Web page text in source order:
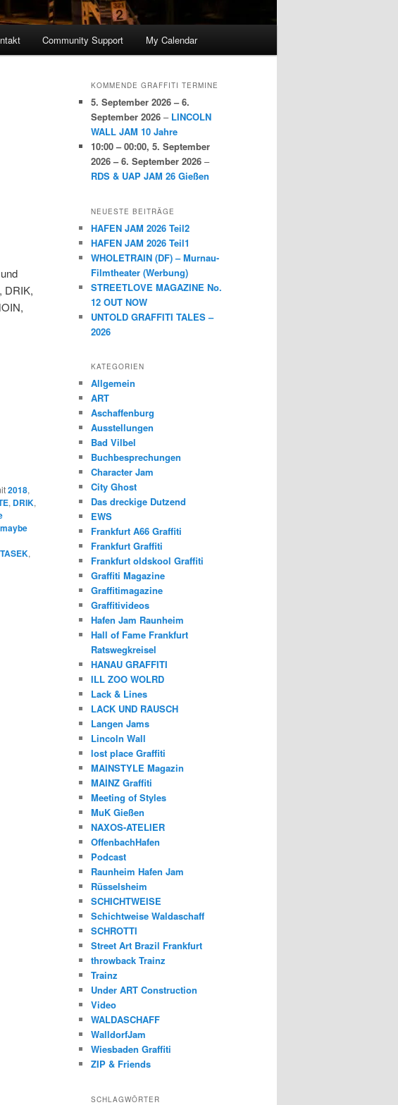
Community Support My Calendar
DRIK,
2018,
, DRIK,
maybe
TASEK,
KOMMENDE GRAFFITI TERMINE
5. September 2026 – 6.
September 2026 – LINCOLN
WALL JAM 10 Jahre
10:00 – 00:00, 5. September
2026 – 6. September 2026 –
RDS & UAP JAM 26 Gießen
NEUESTE BEITRÄGE
HAFEN JAM 2026 Teil2
HAFEN JAM 2026 Teil1
WHOLETRAIN (DF) – Murnau-
Filmtheater (Werbung)
STREETLOVE MAGAZINE No.
12 OUT NOW
UNTOLD GRAFFITI TALES –
2026
KATEGORIEN
Allgemein
ART
Aschaffenburg
Ausstellungen
Bad Vilbel
Buchbesprechungen
Character Jam
City Ghost
Das dreckige Dutzend
EWS
Frankfurt A66 Graffiti
Frankfurt Graffiti
Frankfurt oldskool Graffiti
Graffiti Magazine
Graffitimagazine
Graffitivideos
Hafen Jam Raunheim
Hall of Fame Frankfurt
Ratswegkreisel
HANAU GRAFFITI
ILL ZOO WOLRD
Lack & Lines
LACK UND RAUSCH
Langen Jams
Lincoln Wall
lost place Graffiti
MAINSTYLE Magazin
MAINZ Graffiti
Meeting of Styles
MuK Gießen
NAXOS-ATELIER
OffenbachHafen
Podcast
Raunheim Hafen Jam
Rüsselsheim
SCHICHTWEISE
Schichtweise Waldaschaff
SCHROTTI
Street Art Brazil Frankfurt
throwback Trainz
Trainz
Under ART Construction
Video
WALDASCHAFF
WalldorfJam
Wiesbaden Graffiti
ZIP & Friends
SCHLAGWÖRTER